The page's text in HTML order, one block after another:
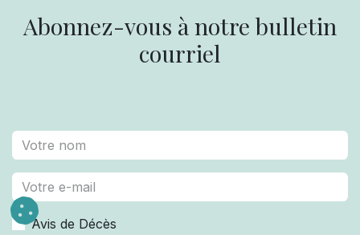
Abonnez-vous à notre bulletin
courriel
Avis de Décès